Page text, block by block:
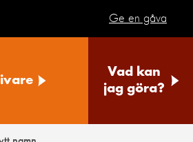
Ge en gåva
Vad kan
jag göra?